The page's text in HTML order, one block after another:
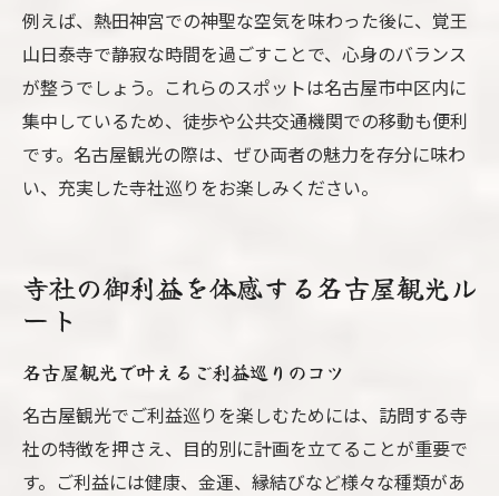
例えば、熱田神宮での神聖な空気を味わった後に、覚王
山日泰寺で静寂な時間を過ごすことで、心身のバランス
が整うでしょう。これらのスポットは名古屋市中区内に
集中しているため、徒歩や公共交通機関での移動も便利
です。名古屋観光の際は、ぜひ両者の魅力を存分に味わ
い、充実した寺社巡りをお楽しみください。
寺社の御利益を体感する名古屋観光ル
ート
名古屋観光で叶えるご利益巡りのコツ
名古屋観光でご利益巡りを楽しむためには、訪問する寺
社の特徴を押さえ、目的別に計画を立てることが重要で
す。ご利益には健康、金運、縁結びなど様々な種類があ